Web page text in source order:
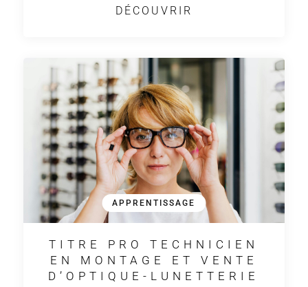
DÉCOUVRIR
APPRENTISSAGE
TITRE PRO TECHNICIEN
EN MONTAGE ET VENTE
D’OPTIQUE-LUNETTERIE